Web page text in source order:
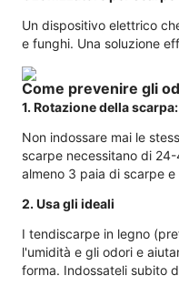
Un dispositivo elettrico
e funghi. Una soluzione
Come prevenire gli
1. Rotazione della scarpa:
Non indossare mai le
scarpe necessitano di
almeno 3 paia di scarpe
2. Usa gli ideali
I tendiscarpe in legno
l'umidità e gli odori e
forma. Indossateli subito